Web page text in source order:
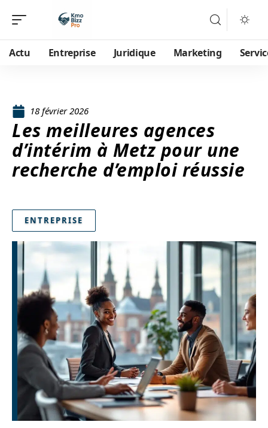
Actu Entreprise Juridique Marketing
18 février 2026
Les meilleures agences
d’intérim à Metz pour une
recherche d’emploi réussie
ENTREPRISE